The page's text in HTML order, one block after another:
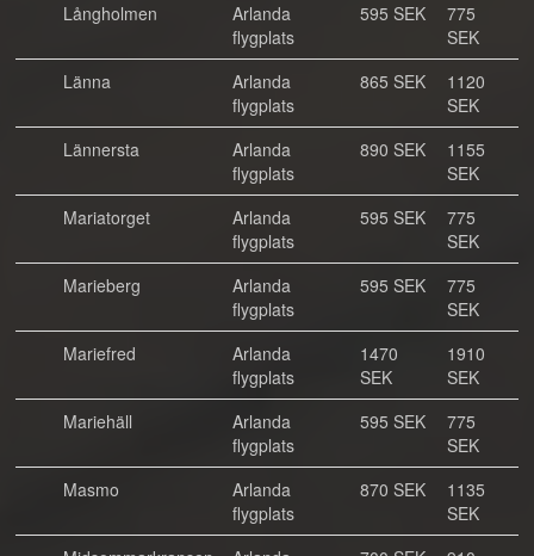
Långholmen
Arlanda
flygplats
595 SEK
775
SEK
Länna
Arlanda
flygplats
865 SEK
1120
SEK
Lännersta
Arlanda
flygplats
890 SEK
1155
SEK
Mariatorget
Arlanda
flygplats
595 SEK
775
SEK
Marieberg
Arlanda
flygplats
595 SEK
775
SEK
Mariefred
Arlanda
flygplats
1470
SEK
1910
SEK
Mariehäll
Arlanda
flygplats
595 SEK
775
SEK
Masmo
Arlanda
flygplats
870 SEK
1135
SEK